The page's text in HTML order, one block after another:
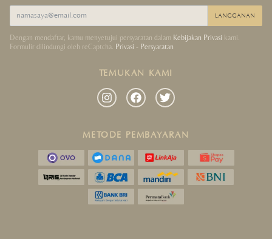
LANGGANAN
Dengan mendaftar, kamu menyetujui persyaratan dalam Kebijakan Privasi kami.
Formulir dilindungi oleh reCaptcha. Privasi - Persyaratan
TEMUKAN KAMI
METODE PEMBAYARAN